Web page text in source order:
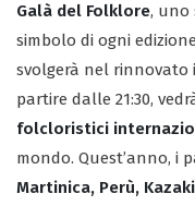
Galà del Folklore, uno
simbolo di ogni
svolgerà nel rinnovato
partire dalle 21:30,
folcloristici
mondo. Quest’anno, i
Martinica, Perù,